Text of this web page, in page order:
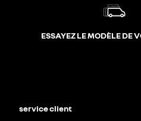
ESSAYEZ LE MODÈLE DE
service client